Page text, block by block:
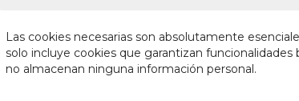
Las cookies necesarias son absolutamente
solo incluye cookies que garantizan
no almacenan ninguna información personal.